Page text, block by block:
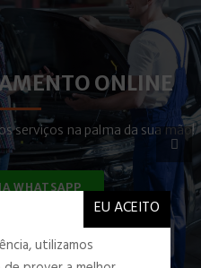
ONLINE
serviços na palma da sua mão!
WHATSAPP
utilizamos